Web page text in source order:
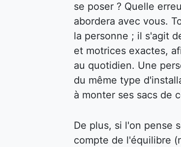
se poser ? Quelle
abordera avec vous.
la personne ; il s'agit
et motrices exactes,
au quotidien. Une
du même type
à monter ses sacs de
De plus, si l'on pense
compte de l'équilibre